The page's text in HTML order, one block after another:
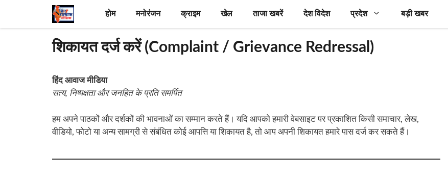
content
होम मनोरंजन क्राइम खेल ताजा खबरें देश विदेश प्रदेश बड़ी खबर
शिकायत दर्ज करें (Complaint / Grievance Redressal)
हिंद आवाज मीडिया
सत्य, निष्पक्षता और जनहित के प्रति समर्पित
हम अपने पाठकों और दर्शकों की भावनाओं का सम्मान करते हैं। यदि आपको हमारी वेबसाइट पर प्रकाशित किसी समाचार, लेख,
वीडियो, फोटो या अन्य सामग्री से संबंधित कोई आपत्ति या शिकायत है, तो आप अपनी शिकायत हमारे पास दर्ज कर सकते हैं।